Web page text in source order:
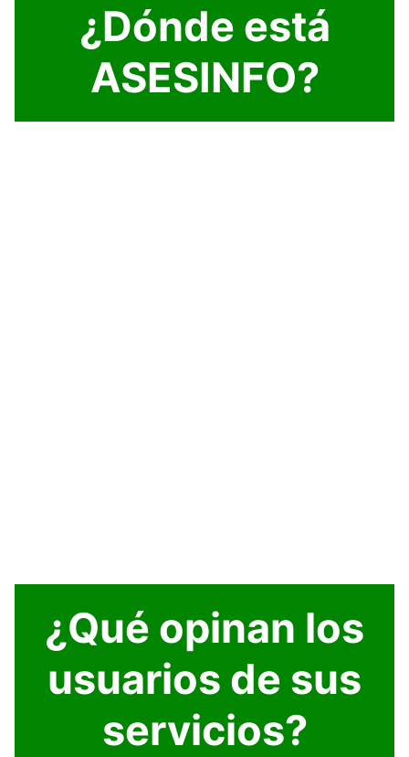
¿Dónde está
ASESINFO?
¿Qué opinan los
usuarios de sus
servicios?